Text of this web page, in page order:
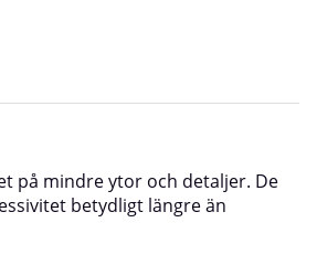
på mindre ytor och detaljer. De
betydligt längre än